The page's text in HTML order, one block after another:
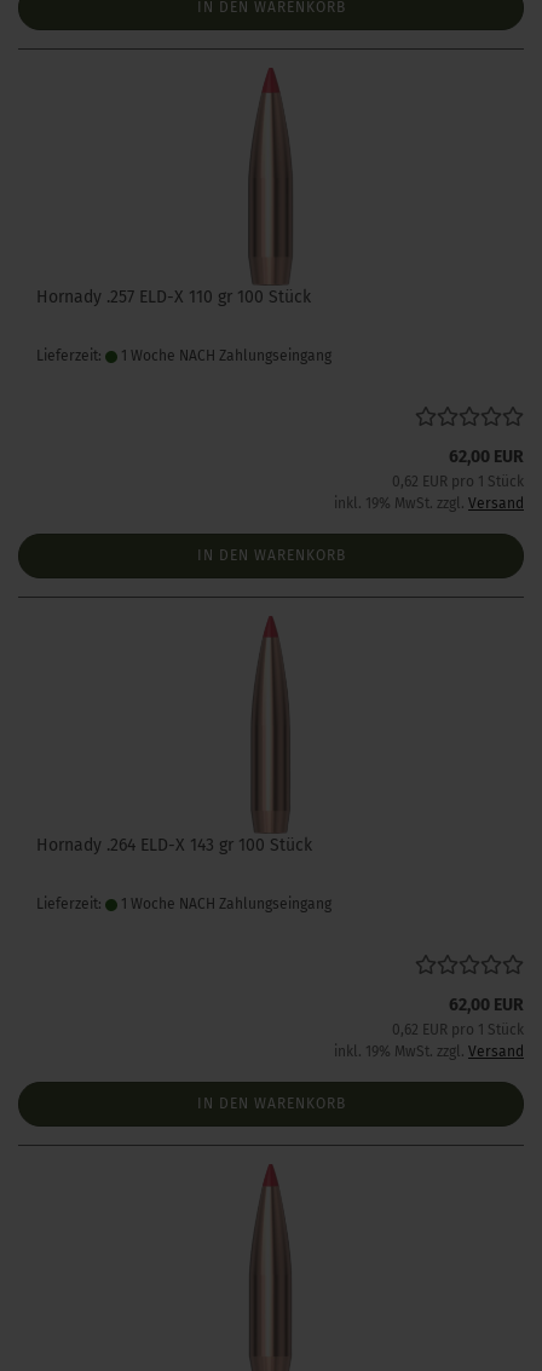
IN DEN WARENKORB
Hornady .257 ELD-X 110 gr 100 Stück
Lieferzeit: 1 Woche NACH Zahlungseingang
62,00 EUR
0,62 EUR pro 1 Stück
inkl. 19% MwSt. zzgl. Versand
IN DEN WARENKORB
Hornady .264 ELD-X 143 gr 100 Stück
Lieferzeit: 1 Woche NACH Zahlungseingang
62,00 EUR
0,62 EUR pro 1 Stück
inkl. 19% MwSt. zzgl. Versand
IN DEN WARENKORB